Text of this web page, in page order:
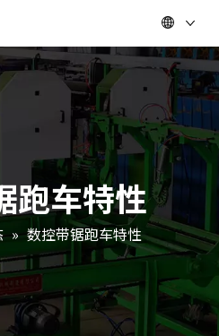
跑车特性
» 数控带锯跑车特性